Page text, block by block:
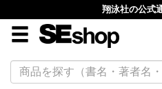
翔泳社の公式